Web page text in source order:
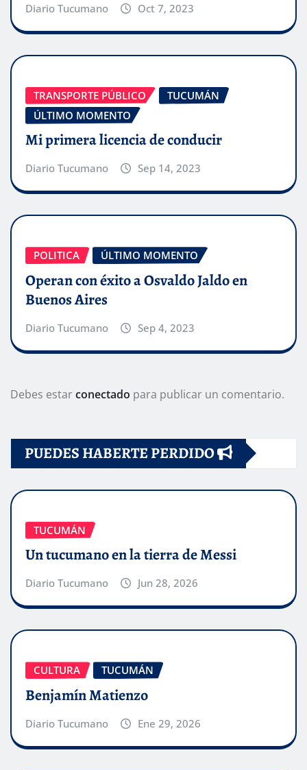
Diario Tucumano Oct 7, 2023
TRANSPORTE PÚBLICO
TUCUMÁN
ÚLTIMO MOMENTO
Mi primera licencia de conducir
Diario Tucumano Sep 14, 2023
POLITICA ÚLTIMO MOMENTO
Operan con éxito a Osvaldo Jaldo en
Buenos Aires
Diario Tucumano Sep 4, 2023
Debes estarconectado para publicar un comentario.
PUEDES HABERTE PERDIDO
TUCUMÁN
Un tucumano en la tierra de Messi
Diario Tucumano Jun 28, 2026
CULTURA TUCUMÁN
Benjamín Matienzo
Diario Tucumano Ene 29, 2026